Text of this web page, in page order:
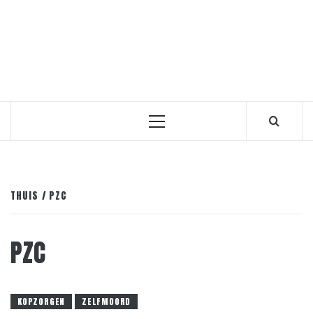
Primair
THUIS PZC
PZC
KOPZORGEN ZELFMOORD